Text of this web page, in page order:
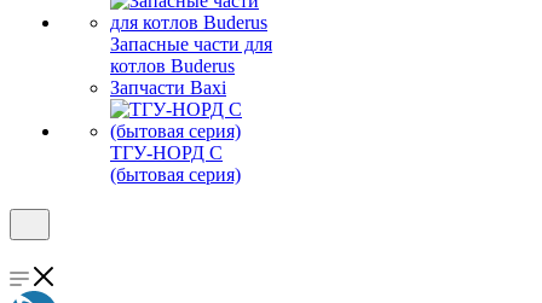
Запасные части для
котлов Buderus
Запчасти Baxi
ТГУ-НОРД С
(бытовая серия)